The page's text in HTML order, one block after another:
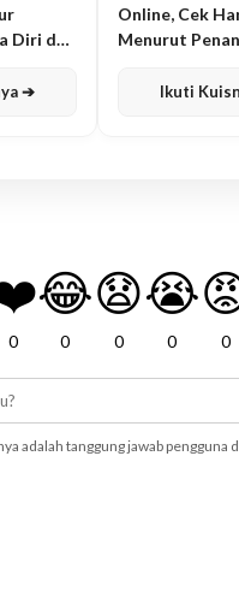
Diri dan
➔
Online, Cek
Menurut
Ikuti
0
😂
0
😧
0
😭
0 0
adalah tanggung jawab pengguna